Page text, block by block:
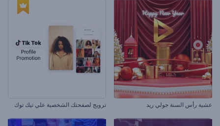
عشية رأس السنة جولي ريد ترويج لصفحتك الشخصية علي تيك توك